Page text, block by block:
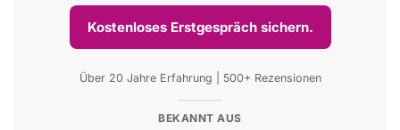
Kostenloses Erstgespräch sichern.
Über 20 Jahre Erfahrung | 500+ Rezensionen
BEKANNT AUS